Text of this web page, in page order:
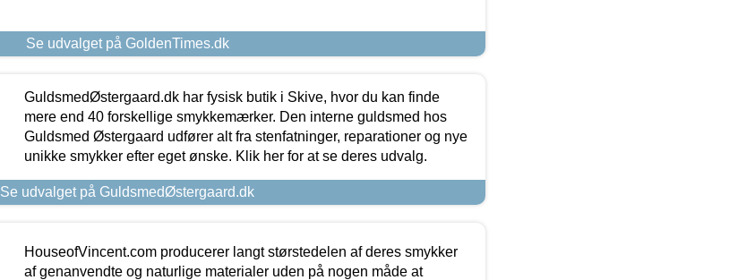
Se udvalget på GoldenTimes.dk
GuldsmedØstergaard.dk har fysisk butik i Skive, hvor du kan finde
mere end 40 forskellige smykkemærker. Den interne guldsmed hos
Guldsmed Østergaard udfører alt fra stenfatninger, reparationer og nye
unikke smykker efter eget ønske. Klik her for at se deres udvalg.
Se udvalget på GuldsmedØstergaard.dk
HouseofVincent.com producerer langt størstedelen af deres smykker
af genanvendte og naturlige materialer uden på nogen måde at